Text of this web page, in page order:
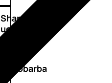
Shampoo
uomo
Dopobarba